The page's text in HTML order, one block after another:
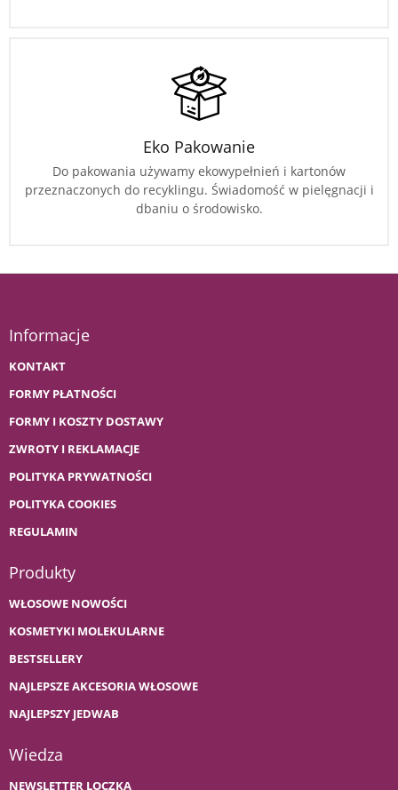
Eko Pakowanie
Do pakowania używamy ekowypełnień i kartonów
przeznaczonych do recyklingu. Świadomość w pielęgnacji i
dbaniu o środowisko.
Informacje
KONTAKT
FORMY PŁATNOŚCI
FORMY I KOSZTY DOSTAWY
ZWROTY I REKLAMACJE
POLITYKA PRYWATNOŚCI
POLITYKA COOKIES
REGULAMIN
Produkty
WŁOSOWE NOWOŚCI
KOSMETYKI MOLEKULARNE
BESTSELLERY
NAJLEPSZE AKCESORIA WŁOSOWE
NAJLEPSZY JEDWAB
Wiedza
NEWSLETTER LOCZKA